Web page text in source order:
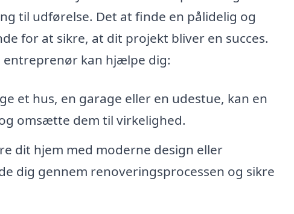
til udførelse. Det at finde en pålidelig og
for at sikre, at dit projekt bliver en succes.
entreprenør kan hjælpe dig:
et hus, en garage eller en udestue, kan en
omsætte dem til virkelighed.
dit hjem med moderne design eller
dig gennem renoveringsprocessen og sikre